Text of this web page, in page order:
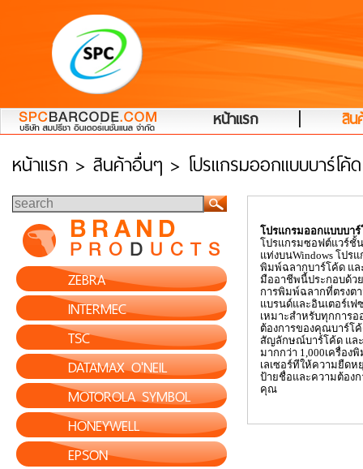
หน้าแรก | สิน
หน้าแรก > สินค้าอื่นๆ > โปรแกรมออกแบบบาร์โค้ด
ZEBRA
INTERMEC
TSC
DATAMAX O'NEIL
MOTOROLA SYMBOL
HONEYWELL
EPSON
โปรแกรมออกแบบบา
โปรแกรมซอฟต์แวร์ชั้
แท่งบนWindows โปรแ
พิมพ์ฉลากบาร์โค้ด แ
มืออาชีพนี้ประกอบด้
การพิมพ์ฉลากที่ตรงต
แบรนด์และอินเตอร์เ
เหมาะสำหรับทุกการ
ต้องการของคุณบาร์โ
สัญลักษณ์บาร์โค้ด แล
มากกว่า 1,000เครื่อง
เลเซอร์ทีให้ความยืด
ป้ายชื่อและความต้อง
คุณ